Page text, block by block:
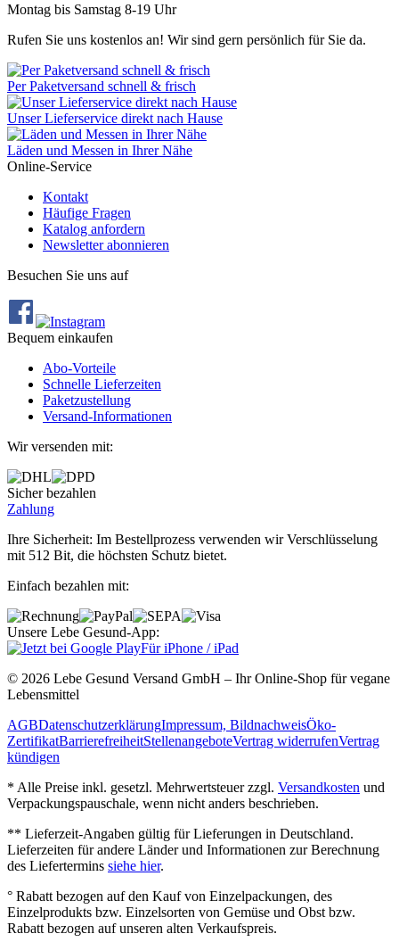
Montag bis Samstag 8-19 Uhr
Rufen Sie uns kostenlos an! Wir sind gern persönlich für Sie da.
Per Paketversand schnell & frisch
Unser Lieferservice direkt nach Hause
Läden und Messen in Ihrer Nähe
Online-Service
Kontakt
Häufige Fragen
Katalog anfordern
Newsletter abonnieren
Besuchen Sie uns auf
Bequem einkaufen
Abo‐Vorteile
Schnelle Lieferzeiten
Paketzustellung
Versand‐Informationen
Wir versenden mit:
Sicher bezahlen
Zahlung
Ihre Sicherheit: Im Bestellprozess verwenden wir Verschlüsselung
mit 512 Bit, die höchsten Schutz bietet.
Einfach bezahlen mit:
Unsere Lebe Gesund-App:
Für iPhone / iPad
© 2026 Lebe Gesund Versand GmbH – Ihr Online‐Shop für vegane
Lebensmittel
AGBDatenschutzerklärungImpressum, BildnachweisÖko‐
ZertifikatBarrierefreiheitStellenangeboteVertrag widerrufenVertrag
kündigen
* Alle Preise inkl. gesetzl. Mehrwertsteuer zzgl. Versandkosten und
Verpackungspauschale, wenn nicht anders beschrieben.
** Lieferzeit‐Angaben gültig für Lieferungen in Deutschland.
Lieferzeiten für andere Länder und Informationen zur Berechnung
des Liefertermins siehe hier.
° Rabatt bezogen auf den Kauf von Einzelpackungen, des
Einzelprodukts bzw. Einzelsorten von Gemüse und Obst bzw.
Rabatt bezogen auf unseren alten Verkaufspreis.